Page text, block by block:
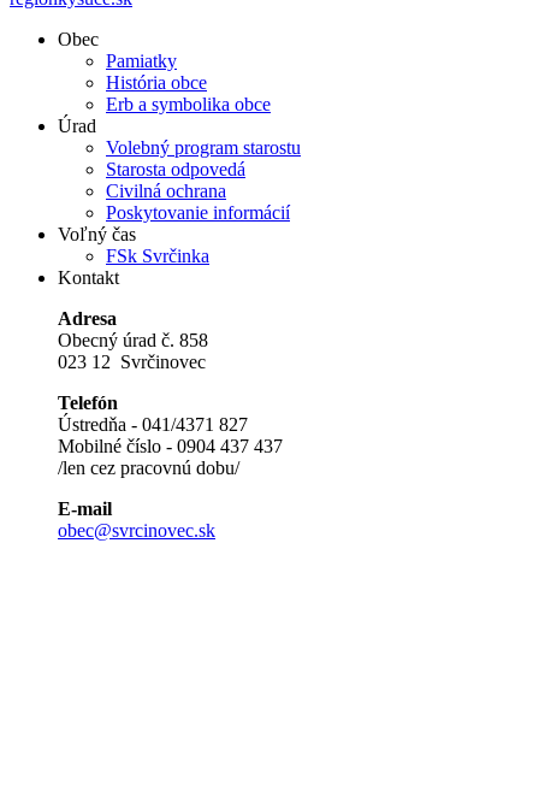
Obec
Pamiatky
História obce
Erb a symbolika obce
Úrad
Volebný program starostu
Starosta odpovedá
Civilná ochrana
Poskytovanie informácií
Voľný čas
FSk Svrčinka
Kontakt
Adresa
Obecný úrad č. 858
023 12 Svrčinovec
Telefón
Ústredňa - 041/4371 827
Mobilné číslo - 0904 437 437
/len cez pracovnú dobu/
E-mail
obec@svrcinovec.sk